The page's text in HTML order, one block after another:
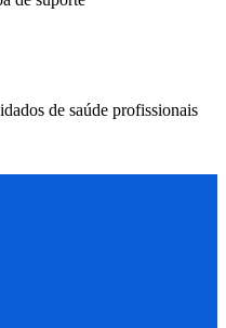
de saúde profissionais